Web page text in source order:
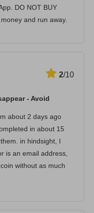
DO NOT BUY
and run away.
2/10
- Avoid
about 2 days ago
in about 15
in hindsight, I
is an email address,
without as much